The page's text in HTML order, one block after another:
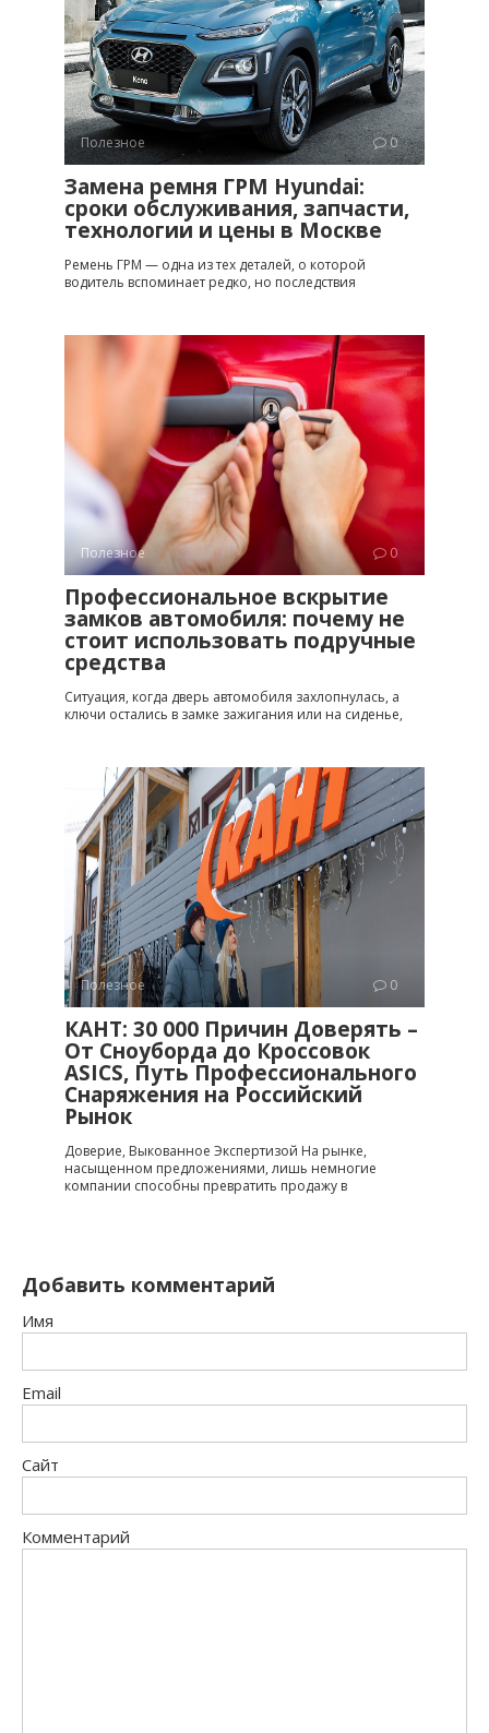
Полезное 0
Замена ремня ГРМ Hyundai:
сроки обслуживания, запчасти,
технологии и цены в Москве
Ремень ГРМ — одна из тех деталей, о которой
водитель вспоминает редко, но последствия
Полезное 0
Профессиональное вскрытие
замков автомобиля: почему не
стоит использовать подручные
средства
Ситуация, когда дверь автомобиля захлопнулась, а
ключи остались в замке зажигания или на сиденье,
Полезное 0
КАНТ: 30 000 Причин Доверять –
От Сноуборда до Кроссовок
ASICS, Путь Профессионального
Снаряжения на Российский
Рынок
Доверие, Выкованное Экспертизой На рынке,
насыщенном предложениями, лишь немногие
компании способны превратить продажу в
Добавить комментарий
Имя
Email
Сайт
Комментарий